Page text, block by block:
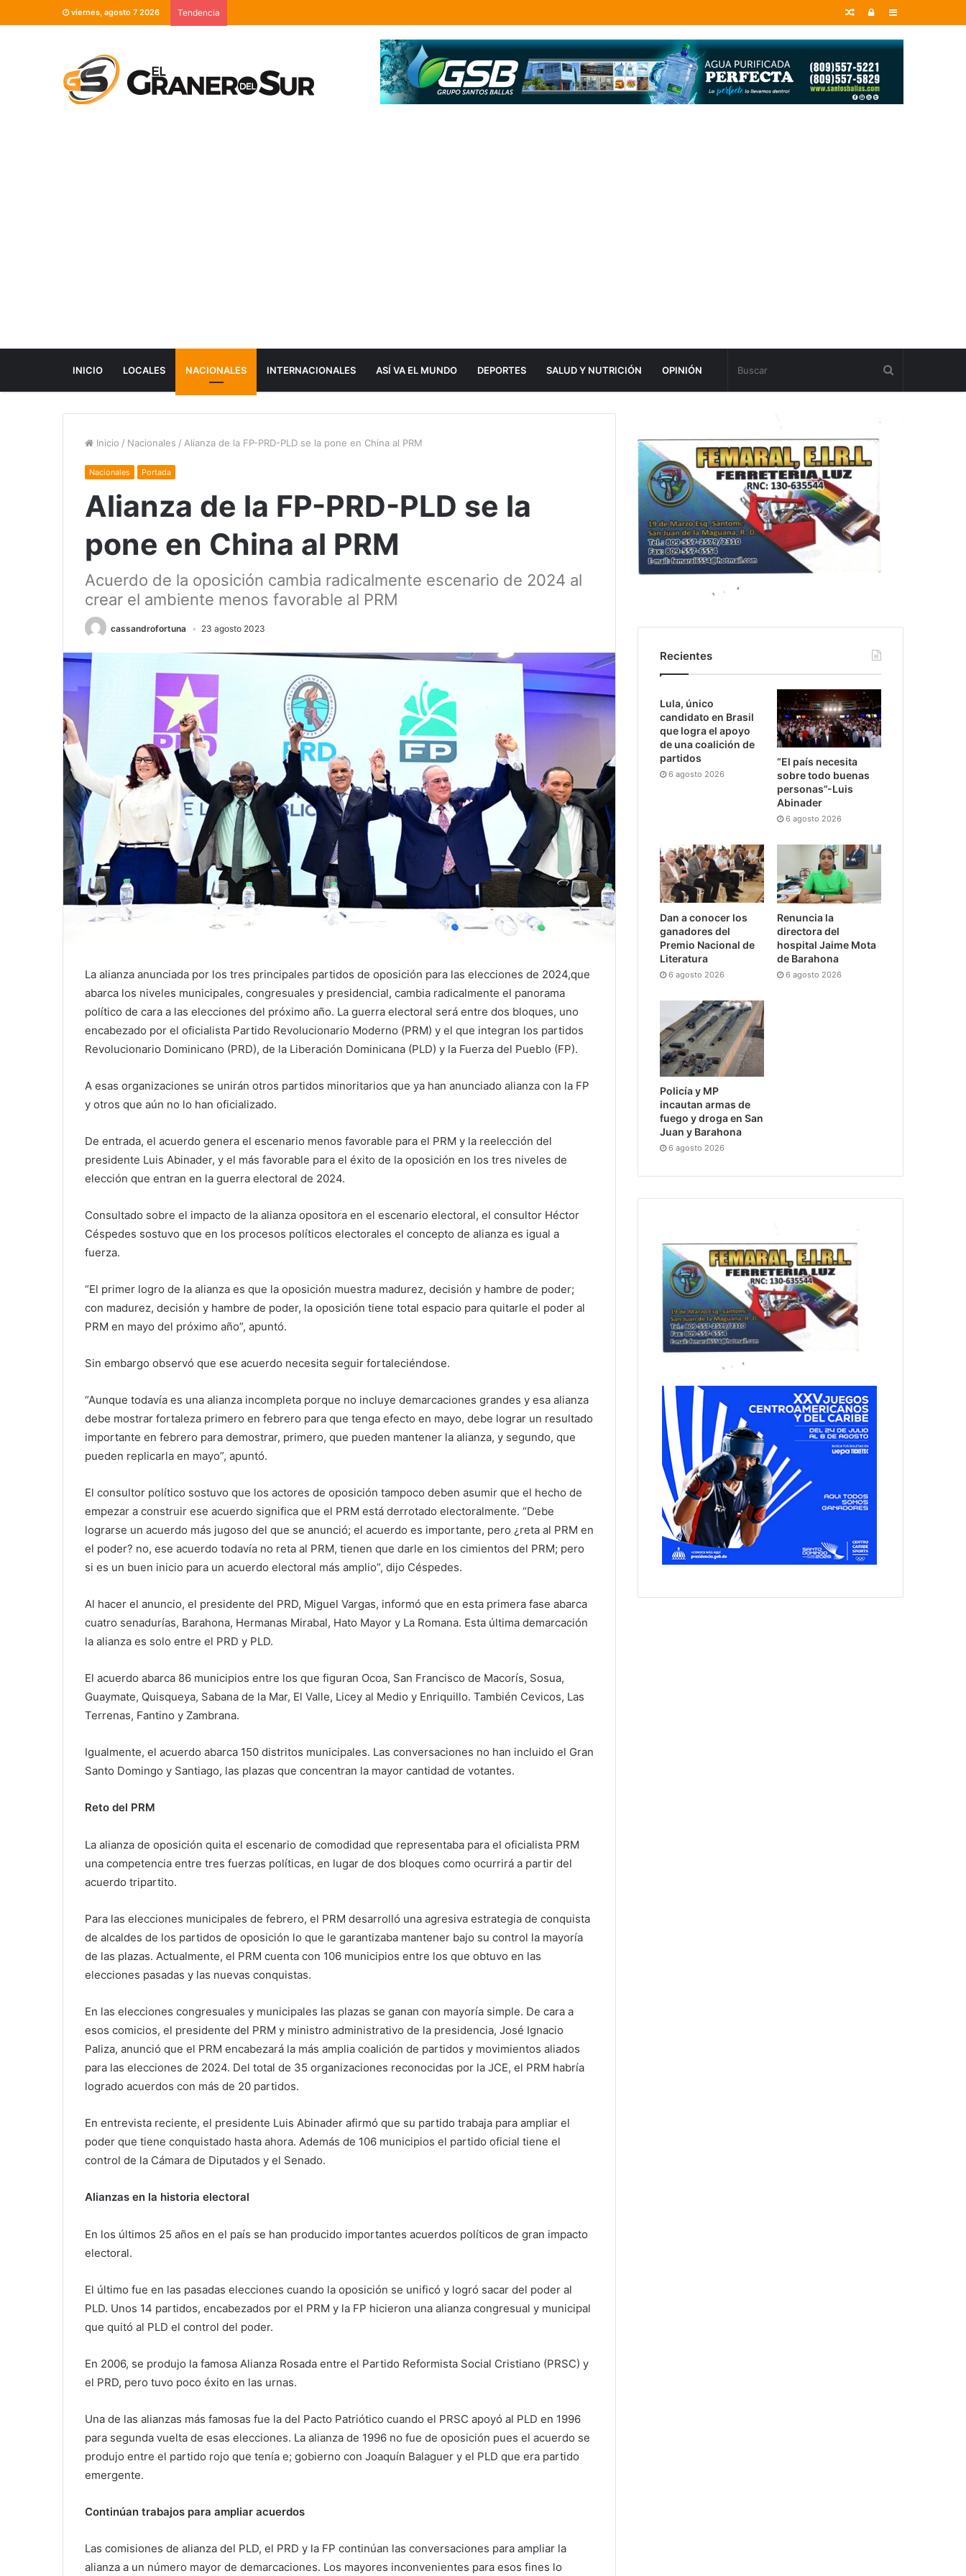
viernes, agosto 7 2026 Tendencia Sidebar
Entrar
Random
INICIO LOCALES NACIONALES INTERNACIONALES ASÍ VA EL MUNDO DEPORTES SALUD Y NUTRICIÓN OPINIÓN
Inicio / Nacionales / Alianza de la FP-PRD-PLD se la pone en China al PRM
Nacionales Portada
Alianza de la FP-PRD-PLD se la
pone en China al PRM
Acuerdo de la oposición cambia radicalmente escenario de 2024 al
crear el ambiente menos favorable al PRM
cassandrofortuna 23 agosto 2023
La alianza anunciada por los tres principales partidos de oposición para las elecciones de 2024,que
abarca los niveles municipales, congresuales y presidencial, cambia radicalmente el panorama
político de cara a las elecciones del próximo año. La guerra electoral será entre dos bloques, uno
encabezado por el oficialista Partido Revolucionario Moderno (PRM) y el que integran los partidos
Revolucionario Dominicano (PRD), de la Liberación Dominicana (PLD) y la Fuerza del Pueblo (FP).
A esas organizaciones se unirán otros partidos minoritarios que ya han anunciado alianza con la FP
y otros que aún no lo han oficializado.
De entrada, el acuerdo genera el escenario menos favorable para el PRM y la reelección del
presidente Luis Abinader, y el más favorable para el éxito de la oposición en los tres niveles de
elección que entran en la guerra electoral de 2024.
Consultado sobre el impacto de la alianza opositora en el escenario electoral, el consultor Héctor
Céspedes sostuvo que en los procesos políticos electorales el concepto de alianza es igual a
fuerza.
“El primer logro de la alianza es que la oposición muestra madurez, decisión y hambre de poder;
con madurez, decisión y hambre de poder, la oposición tiene total espacio para quitarle el poder al
PRM en mayo del próximo año”, apuntó.
Sin embargo observó que ese acuerdo necesita seguir fortaleciéndose.
“Aunque todavía es una alianza incompleta porque no incluye demarcaciones grandes y esa alianza
debe mostrar fortaleza primero en febrero para que tenga efecto en mayo, debe lograr un resultado
importante en febrero para demostrar, primero, que pueden mantener la alianza, y segundo, que
pueden replicarla en mayo”, apuntó.
El consultor político sostuvo que los actores de oposición tampoco deben asumir que el hecho de
empezar a construir ese acuerdo significa que el PRM está derrotado electoralmente. “Debe
lograrse un acuerdo más jugoso del que se anunció; el acuerdo es importante, pero ¿reta al PRM en
el poder? no, ese acuerdo todavía no reta al PRM, tienen que darle en los cimientos del PRM; pero
si es un buen inicio para un acuerdo electoral más amplio”, dijo Céspedes.
Al hacer el anuncio, el presidente del PRD, Miguel Vargas, informó que en esta primera fase abarca
cuatro senadurías, Barahona, Hermanas Mirabal, Hato Mayor y La Romana. Esta última demarcación
la alianza es solo entre el PRD y PLD.
El acuerdo abarca 86 municipios entre los que figuran Ocoa, San Francisco de Macorís, Sosua,
Guaymate, Quisqueya, Sabana de la Mar, El Valle, Licey al Medio y Enriquillo. También Cevicos, Las
Terrenas, Fantino y Zambrana.
Igualmente, el acuerdo abarca 150 distritos municipales. Las conversaciones no han incluido el Gran
Santo Domingo y Santiago, las plazas que concentran la mayor cantidad de votantes.
Reto del PRM
La alianza de oposición quita el escenario de comodidad que representaba para el oficialista PRM
una competencia entre tres fuerzas políticas, en lugar de dos bloques como ocurrirá a partir del
acuerdo tripartito.
Para las elecciones municipales de febrero, el PRM desarrolló una agresiva estrategia de conquista
de alcaldes de los partidos de oposición lo que le garantizaba mantener bajo su control la mayoría
de las plazas. Actualmente, el PRM cuenta con 106 municipios entre los que obtuvo en las
elecciones pasadas y las nuevas conquistas.
En las elecciones congresuales y municipales las plazas se ganan con mayoría simple. De cara a
esos comicios, el presidente del PRM y ministro administrativo de la presidencia, José Ignacio
Paliza, anunció que el PRM encabezará la más amplia coalición de partidos y movimientos aliados
para las elecciones de 2024. Del total de 35 organizaciones reconocidas por la JCE, el PRM habría
logrado acuerdos con más de 20 partidos.
En entrevista reciente, el presidente Luis Abinader afirmó que su partido trabaja para ampliar el
poder que tiene conquistado hasta ahora. Además de 106 municipios el partido oficial tiene el
control de la Cámara de Diputados y el Senado.
Alianzas en la historia electoral
En los últimos 25 años en el país se han producido importantes acuerdos políticos de gran impacto
electoral.
El último fue en las pasadas elecciones cuando la oposición se unificó y logró sacar del poder al
PLD. Unos 14 partidos, encabezados por el PRM y la FP hicieron una alianza congresual y municipal
que quitó al PLD el control del poder.
En 2006, se produjo la famosa Alianza Rosada entre el Partido Reformista Social Cristiano (PRSC) y
el PRD, pero tuvo poco éxito en las urnas.
Una de las alianzas más famosas fue la del Pacto Patriótico cuando el PRSC apoyó al PLD en 1996
para segunda vuelta de esas elecciones. La alianza de 1996 no fue de oposición pues el acuerdo se
produjo entre el partido rojo que tenía e; gobierno con Joaquín Balaguer y el PLD que era partido
emergente.
Continúan trabajos para ampliar acuerdos
Las comisiones de alianza del PLD, el PRD y la FP continúan las conversaciones para ampliar la
alianza a un número mayor de demarcaciones. Los mayores inconvenientes para esos fines lo
Recientes
Lula, único
candidato en Brasil
que logra el apoyo
de una coalición de
partidos
6 agosto 2026
“El país necesita
sobre todo buenas
personas”-Luis
Abinader
6 agosto 2026
Dan a conocer los
ganadores del
Premio Nacional de
Literatura
6 agosto 2026
Renuncia la
directora del
hospital Jaime Mota
de Barahona
6 agosto 2026
Policía y MP
incautan armas de
fuego y droga en San
Juan y Barahona
6 agosto 2026